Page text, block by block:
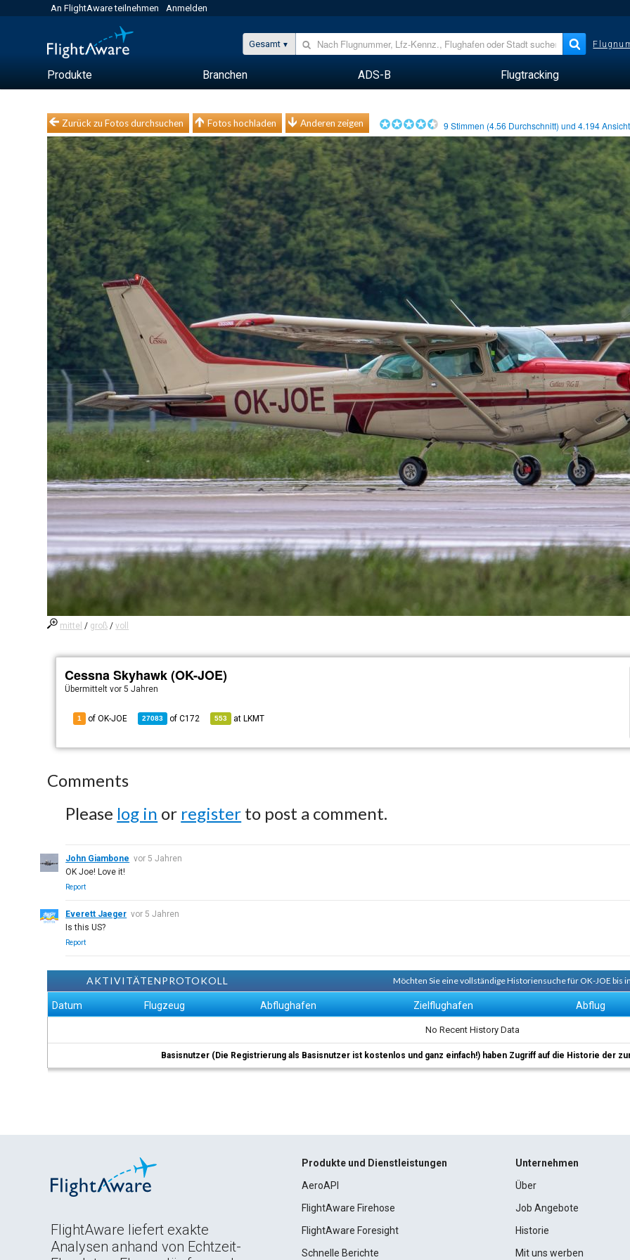
An FlightAware teilnehmen Anmelden
Gesamt
Produkte Branchen ADS-B Flugtracking
Zurück zu Fotos durchsuchen Fotos hochladen Anderen zeigen 9 Stimmen (4.56 Durchschnitt) und4.194
mittel / groß /voll
Cessna Skyhawk (OK-JOE)
Übermitteltvor 5 Jahren
1 of OK-JOE 27083 ofC172 553 at LKMT
Comments
Please log in or register to post a comment.
John Giambone vor 5 Jahren
OK Joe! Love it!
Report
Everett Jaeger vor 5 Jahren
Is this US?
Report
AKTIVITÄTENPROTOKOLL Möchten Sie eine vollständige Historiensuche für OK-JOE bis
Datum Flugzeug Abflughafen Zielflughafen Abflug
No Recent History Data
Basisnutzer (Die Registrierung als Basisnutzer ist kostenlos und ganz einfach!) haben Zugriff auf die Historie der
FlightAware liefert exakte
Analysen anhand von Echtzeit-
Produkte und Dienstleistungen
AeroAPI
FlightAware Firehose
FlightAware Foresight
Schnelle Berichte
Unternehmen
Über
Job Angebote
Historie
Mit uns werben